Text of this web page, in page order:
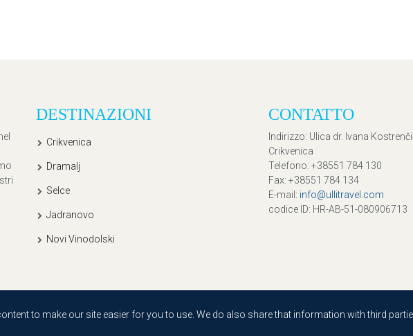
to make our site easier for you to use. We do also share that information with third
DESTINAZIONI
Crikvenica
Dramalj
Selce
Jadranovo
Novi Vinodolski
CONTATTO
Indirizzo: Ulica dr. Ivana
Crikvenica
Telefono: +38551 784 130
Fax: +38551 784 134
E-mail : info@ullitravel.com
codice ID: HR-AB-51-080906713
byAgendum